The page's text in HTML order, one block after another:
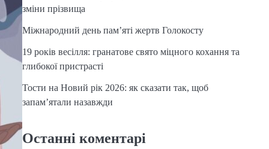
зміни прізвища
Міжнародний день пам’яті жертв Голокосту
19 років весілля: гранатове свято міцного кохання та
глибокої пристрасті
Тости на Новий рік 2026: як сказати так, щоб
запам’ятали назавжди
Останні коментарі